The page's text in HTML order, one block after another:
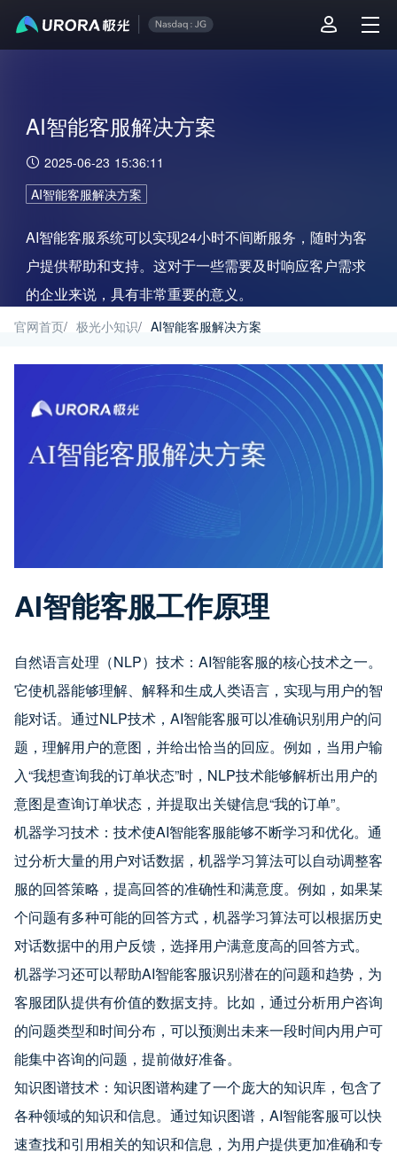
AI智能客服解决方案
2025-06-23 15:36:11
AI智能客服解决方案
AI智能客服系统可以实现24小时不间断服务，随时为客
户提供帮助和支持。这对于一些需要及时响应客户需求
的企业来说，具有非常重要的意义。
官网首页/ 极光小知识/ AI智能客服解决方案
AI智能客服工作原理
自然语言处理（NLP）技术：AI智能客服的核心技术之一。
它使机器能够理解、解释和生成人类语言，实现与用户的智
能对话。通过NLP技术，AI智能客服可以准确识别用户的问
题，理解用户的意图，并给出恰当的回应。例如，当用户输
入“我想查询我的订单状态”时，NLP技术能够解析出用户的
意图是查询订单状态，并提取出关键信息“我的订单”。
机器学习技术：技术使AI智能客服能够不断学习和优化。通
过分析大量的用户对话数据，机器学习算法可以自动调整客
服的回答策略，提高回答的准确性和满意度。例如，如果某
个问题有多种可能的回答方式，机器学习算法可以根据历史
对话数据中的用户反馈，选择用户满意度高的回答方式。
机器学习还可以帮助AI智能客服识别潜在的问题和趋势，为
客服团队提供有价值的数据支持。比如，通过分析用户咨询
的问题类型和时间分布，可以预测出未来一段时间内用户可
能集中咨询的问题，提前做好准备。
知识图谱技术：知识图谱构建了一个庞大的知识库，包含了
各种领域的知识和信息。通过知识图谱，AI智能客服可以快
速查找和引用相关的知识和信息，为用户提供更加准确和专